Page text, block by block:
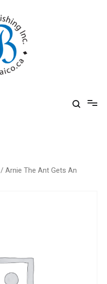
/ Arnie The Ant Gets An